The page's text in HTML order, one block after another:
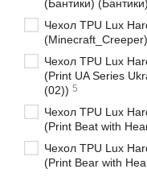
(Бантики) (Бантики)
Чехол TPU Lux
(Minecraft_Creeper)
Чехол TPU Lux
(Print UA Series
(02)) 5
Чехол TPU Lux
(Print Beat with
Чехол TPU Lux
(Print Bear with